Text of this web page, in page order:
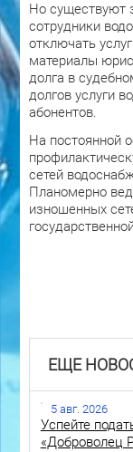
Но существуют
сотрудники
отключать
материалы
долга в
долгов услуги
абонентов.
На постоянной
сетей
Планомерно
изношенных
ЕЩЕ
5 авг. 2026
Успейте
«Доброволец